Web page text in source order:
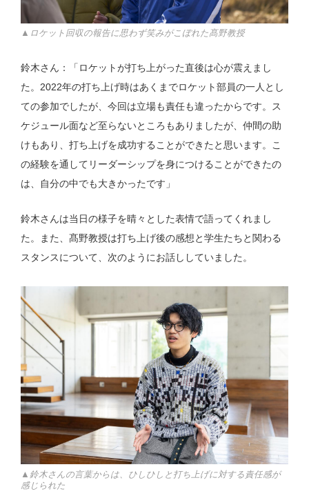
▲ロケット回収の報告に思わず笑みがこぼれた髙野教授
鈴木さん：「ロケットが打ち上がった直後は心が震えまし
た。2022年の打ち上げ時はあくまでロケット部員の一人とし
ての参加でしたが、今回は立場も責任も違ったからです。ス
ケジュール面など至らないところもありましたが、仲間の助
けもあり、打ち上げを成功することができたと思います。こ
の経験を通してリーダーシップを身につけることができたの
は、自分の中でも大きかったです」
鈴木さんは当日の様子を晴々とした表情で語ってくれまし
た。また、髙野教授は打ち上げ後の感想と学生たちと関わる
スタンスについて、次のようにお話ししていました。
▲鈴木さんの言葉からは、ひしひしと打ち上げに対する責任感が
感じられた